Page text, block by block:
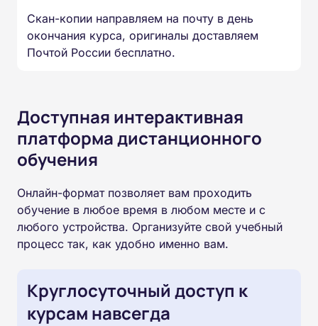
Скан-копии направляем на почту в день
окончания курса, оригиналы доставляем
Почтой России бесплатно.
Доступная интерактивная
платформа дистанционного
обучения
Онлайн-формат позволяет вам проходить
обучение в любое время в любом месте и с
любого устройства. Организуйте свой учебный
процесс так, как удобно именно вам.
Круглосуточный доступ к
курсам навсегда